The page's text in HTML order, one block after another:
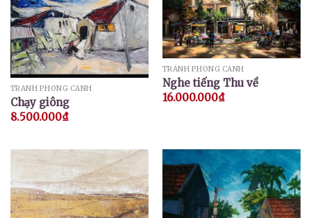
TRANH PHONG CẢNH
Chạy giông
8.500.000₫
TRANH PHONG CẢNH
Nghe tiếng Thu về
16.000.000₫